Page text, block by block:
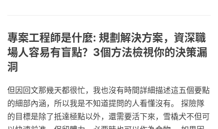
專案工程師是什麼: 規劃解決方案，資深職
場人容易有盲點？3個方法檢視你的決策漏
洞
但因回文那幾天都很忙，我也沒有時間詳細描述這五個要點
的細部內涵，所以我是不知道提問的人看懂沒有。 探險隊
的目標是除了抵達極點以外，還需要活下來，雪橇犬不但可